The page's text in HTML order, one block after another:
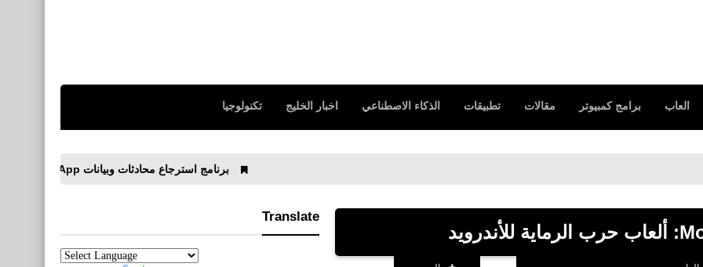
العاب برامج كمبيوتر مقالات تطبيقات الذكاء الاصطناعي اخبار الخليج تكنولوجيا
برنامج استرجاع محادثات وبيانات WhatsApp إلى جهاز iOS و Android
Translate